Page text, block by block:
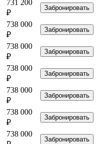
731 200
₽
Забронировать
738 000
₽
Забронировать
738 000
₽
Забронировать
738 000
₽
Забронировать
738 000
₽
Забронировать
738 000
₽
Забронировать
738 000
Забронировать